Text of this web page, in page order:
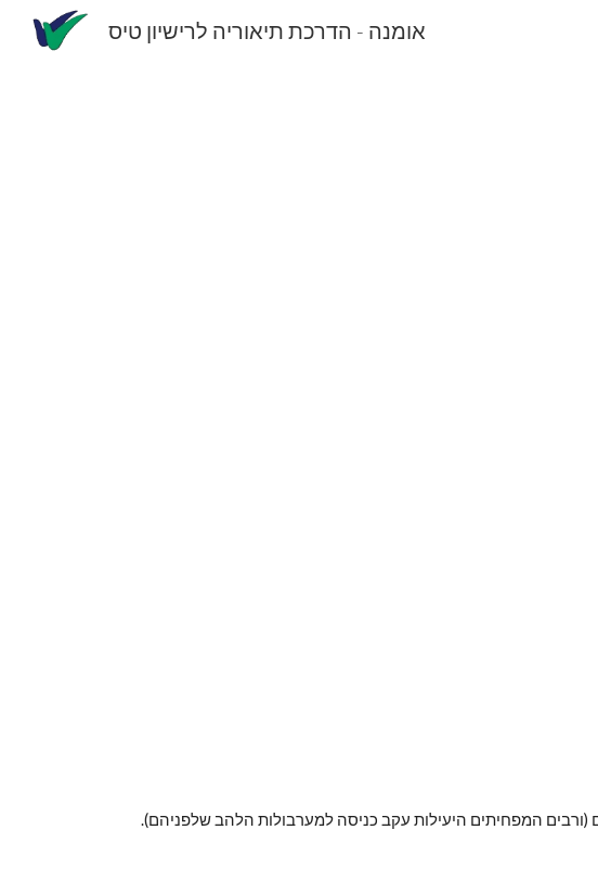
אומנה - הדרכת תיאוריה לרישיון טיס